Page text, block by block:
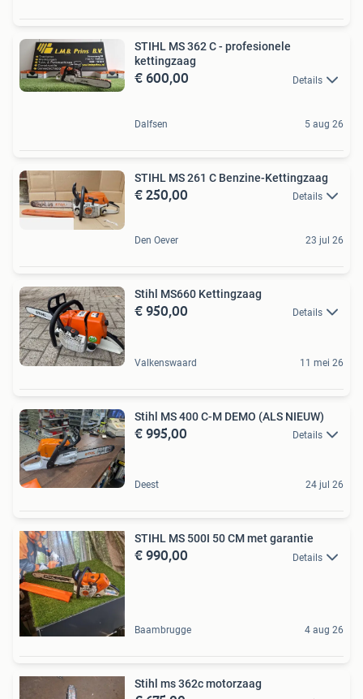
STIHL MS 362 C - profesionele
kettingzaag
€ 600,00 Details
Dalfsen 5 aug 26
STIHL MS 261 C Benzine-Kettingzaag
€ 250,00 Details
Den Oever 23 jul 26
Stihl MS660 Kettingzaag
€ 950,00 Details
Valkenswaard 11 mei 26
Stihl MS 400 C-M DEMO (ALS NIEUW)
€ 995,00 Details
Deest 24 jul 26
STIHL MS 500I 50 CM met garantie
€ 990,00 Details
Baambrugge 4 aug 26
Stihl ms 362c motorzaag